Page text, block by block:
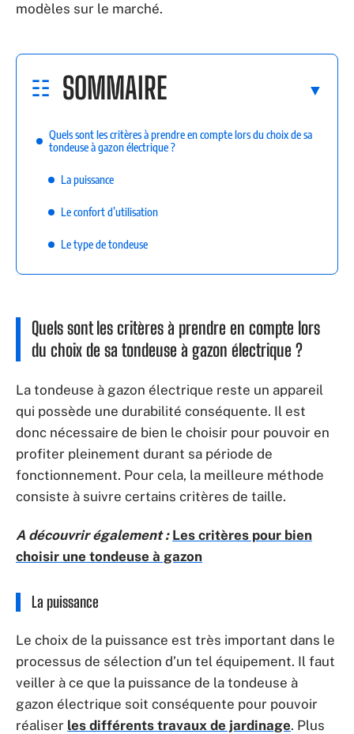
modèles sur le marché.
SOMMAIRE
Quels sont les critères à prendre en compte lors du choix de sa
tondeuse à gazon électrique ?
La puissance
Le confort d’utilisation
Le type de tondeuse
Quels sont les critères à prendre en compte lors
du choix de sa tondeuse à gazon électrique ?
La tondeuse à gazon électrique reste un appareil
qui possède une durabilité conséquente. Il est
donc nécessaire de bien le choisir pour pouvoir en
profiter pleinement durant sa période de
fonctionnement. Pour cela, la meilleure méthode
consiste à suivre certains critères de taille.
A découvrir également : Les critères pour bien
choisir une tondeuse à gazon
La puissance
Le choix de la puissance est très important dans le
processus de sélection d’un tel équipement. Il faut
veiller à ce que la puissance de la tondeuse à
gazon électrique soit conséquente pour pouvoir
réaliser les différents travaux de jardinage. Plus